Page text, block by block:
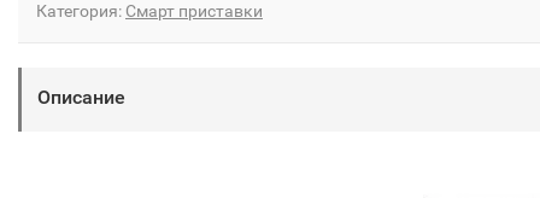
Категория: Смарт приставки
Описание